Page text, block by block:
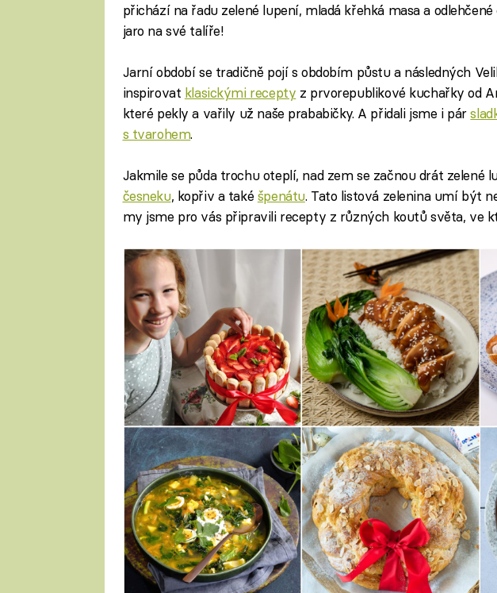
přichází na řadu zelené lupení, mladá křehká masa a
jaro na své talíře!
Jarní období se tradičně pojí s obdobím půstu a následných
inspirovat klasickými recepty z prvorepublikové kuchařky od
které pekly a vařily už naše prababičky. A přidali jsme i pár
s tvarohem.
Jakmile se půda trochu oteplí, nad zem se začnou drát zelené
česneku, kopřiv a takéšpenátu. Tato listová zelenina umí být
my jsme pro vás připravili recepty z různých koutů světa, ve